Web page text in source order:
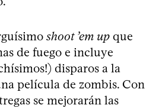
shoot ’em up que
de fuego e incluye
disparos a la
película de zombis. Con
se mejorarán las